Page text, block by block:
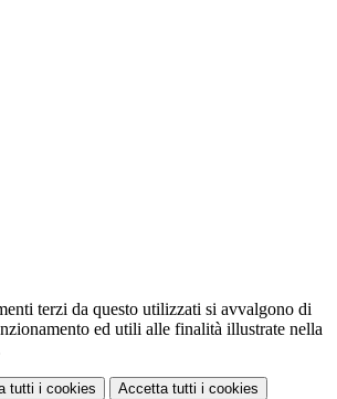
terzi da questo utilizzati si avvalgono di
ed utili alle finalità illustrate nella
tutti i cookies Accetta tutti i cookies